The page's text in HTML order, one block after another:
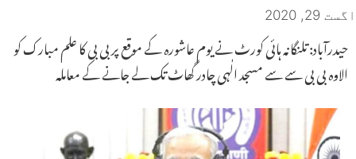
اگست 29, 2020
حیدرآباد: تلنگانہ ہائی کورٹ نے یوم عاشورہ کے موقع پر بی بی کا علم مبارک کو
الاوہ بی بی سے سے مسجد الٰہی چادر گھاٹ تک لے جانے کے معاملہ